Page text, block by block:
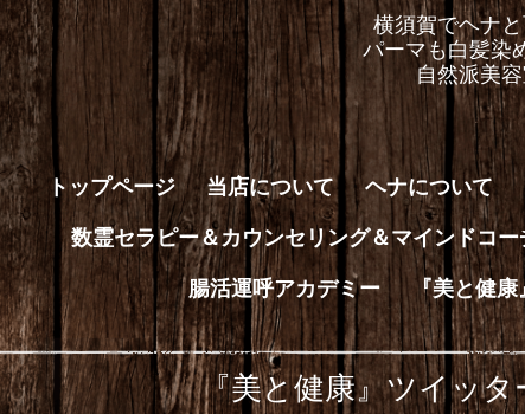
横須賀でヘナ
パーマも白髪染
自然派美容
トップページ 当店について ヘナについて
数霊セラピー＆カウンセリング＆マインドコー
腸活運呼アカデミー
『美と健
『美と健康』ツイッ